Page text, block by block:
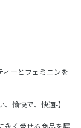
ィーとフェミニンを
愉快で、快適-】